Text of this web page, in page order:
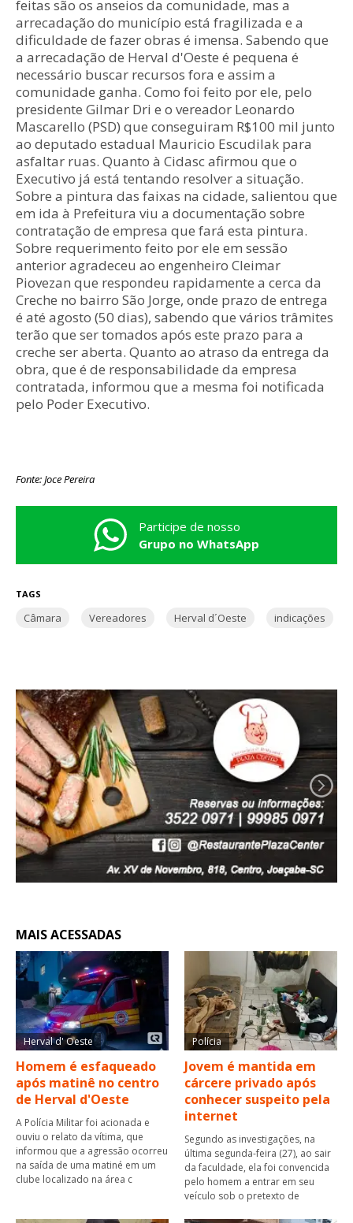
feitas são os anseios da comunidade, mas a
arrecadação do município está fragilizada e a
dificuldade de fazer obras é imensa. Sabendo que
a arrecadação de Herval d'Oeste é pequena é
necessário buscar recursos fora e assim a
comunidade ganha. Como foi feito por ele, pelo
presidente Gilmar Dri e o vereador Leonardo
Mascarello (PSD) que conseguiram R$100 mil junto
ao deputado estadual Mauricio Escudilak para
asfaltar ruas. Quanto à Cidasc afirmou que o
Executivo já está tentando resolver a situação.
Sobre a pintura das faixas na cidade, salientou que
em ida à Prefeitura viu a documentação sobre
contratação de empresa que fará esta pintura.
Sobre requerimento feito por ele em sessão
anterior agradeceu ao engenheiro Cleimar
Piovezan que respondeu rapidamente a cerca da
Creche no bairro São Jorge, onde prazo de entrega
é até agosto (50 dias), sabendo que vários trâmites
terão que ser tomados após este prazo para a
creche ser aberta. Quanto ao atraso da entrega da
obra, que é de responsabilidade da empresa
contratada, informou que a mesma foi notificada
pelo Poder Executivo.
Fonte: Joce Pereira
Participe de nosso
Grupo no WhatsApp
TAGS
Câmara Vereadores Herval d´Oeste indicações
MAIS ACESSADAS
Herval d' Oeste
Homem é esfaqueado
após matinê no centro
de Herval d'Oeste
A Polícia Militar foi acionada e
ouviu o relato da vítima, que
informou que a agressão ocorreu
na saída de uma matiné em um
clube localizado na área c
Polícia
Jovem é mantida em
cárcere privado após
conhecer suspeito pela
internet
Segundo as investigações, na
última segunda-feira (27), ao sair
da faculdade, ela foi convencida
pelo homem a entrar em seu
veículo sob o pretexto de